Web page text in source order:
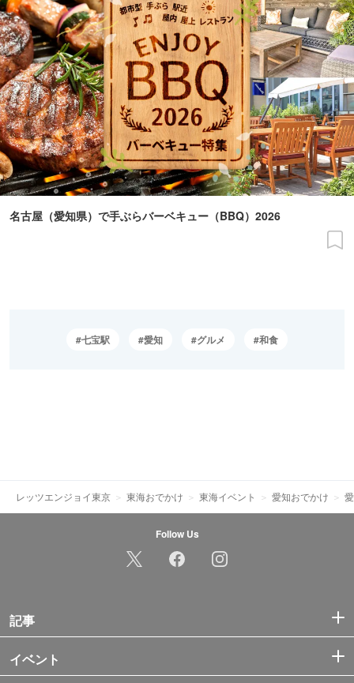
名古屋（愛知県）で手ぶらバーベキュー（BBQ）2026
七宝駅 愛知 グルメ 和食
レッツエンジョイ東京 東海おでかけ 東海イベント 愛知おでかけ
Follow Us
記事
イベント